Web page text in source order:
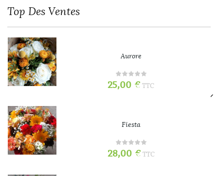
Top Des Ventes
Aurore
25,00 € TTC
Fiesta
28,00 € TTC